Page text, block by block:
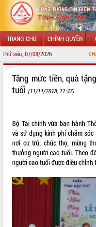
TRANG CHỦ CHÍNH QUYỀN
Thứ sáu, 07/08/2026 CHÀO MỪNG ĐẾN
LÃNH ĐẠO UBND TỈNH
SỞ, BAN, NGÀNH
UBND CÁC XÃ, PHƯỜNG
Tăng mức tiền, quà
tuổi (11/11/2018, 11:37)
Bộ Tài chính vừa ban hành
và sử dụng kinh phí chăm
nơi cư trú; chúc thọ, mừng
thưởng người cao tuổi. Theo
người cao tuổi được điều